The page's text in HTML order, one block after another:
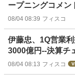
ープニングコメン
08/04 08:39 フィスコ
伊藤忠、1Q営業
3000億円--決算チ
08/04 08:13 フィスコ